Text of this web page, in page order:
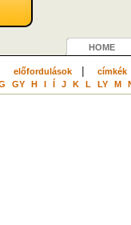
HOME
előfordulások| címkék
GY H I Í J K L LY M